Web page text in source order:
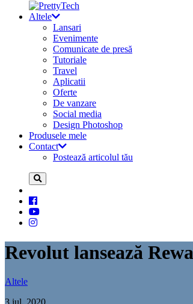
Altele
Lansari
Evenimente
Comunicate de presă
Tutoriale
Travel
Aplicatii
Oferte
De vanzare
Social media
Design Photoshop
Produsele mele
Contact
Postează articolul tău
Revolut lansează
Altele